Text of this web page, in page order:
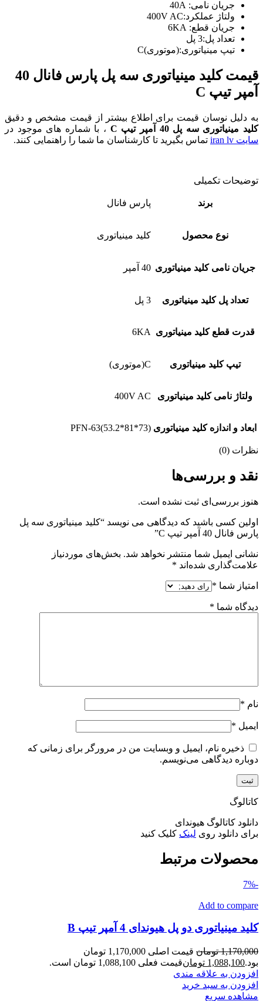
جریان نامی: 40A
ولتاژ عملکرد:400V AC
جریان قطع: 6KA
تعداد پل:3 پل
تیپ مینیاتوری:(موتوری)C
قیمت کلید مینیاتوری سه پل پارس فانال 40
آمپر تیپ C
به دلیل نوسان قیمت برای اطلاع بیشتر از قیمت مشخص و دقیق
کلید مینیاتوری سه پل 40 آمپر تیپ C
، با شماره های موجود در
سایت iran lv
تماس بگیرید تا کارشناسان ما شما را راهنمایی کنند.
توضیحات تکمیلی
برند پارس فانال
نوع محصول کلید مینیاتوری
جریان نامی کلید مینیاتوری 40 آمپر
تعداد پل کلید مینیاتوری 3 پل
قدرت قطع کلید مینیاتوری 6KA
تیپ کلید مینیاتوری C(موتوری)
ولتاژ نامی کلید مینیاتوری 400V AC
ابعاد و اندازه کلید مینیاتوری PFN-63(53.2*81*73)
نظرات (0)
نقد و بررسی‌ها
هنوز بررسی‌ای ثبت نشده است.
اولین کسی باشید که دیدگاهی می نویسد “کلید مینیاتوری سه پل
پارس فانال 40 آمپر تیپ C”
نشانی ایمیل شما منتشر نخواهد شد. بخش‌های موردنیاز
علامت‌گذاری شده‌اند *
امتیاز شما *
دیدگاه شما *
نام *
ایمیل *
ذخیره نام، ایمیل و وبسایت من در مرورگر برای زمانی که
دوباره دیدگاهی می‌نویسم.
کاتالوگ
دانلود کاتالوگ هیوندای
برای دانلود روی لینک کلیک کنید
محصولات مرتبط
-7%
Add to compare
کلید مینیاتوری دو پل هیوندای 4 آمپر تیپ B
1,170,000 تومان
قیمت اصلی 1,170,000 تومان
بود.1,088,100 تومانقیمت فعلی 1,088,100 تومان است.
افزودن به علاقه مندی
افزودن به سبد خرید
مشاهده سریع